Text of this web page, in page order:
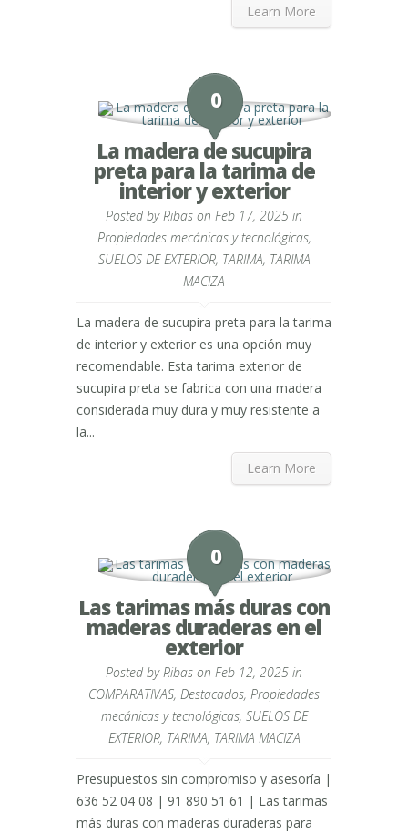
Learn More
0
La madera de sucupira
preta para la tarima de
interior y exterior
Posted byRibas on Feb 17, 2025 in
Propiedades mecánicas y tecnológicas,
SUELOS DE EXTERIOR, TARIMA, TARIMA
MACIZA
La madera de sucupira preta para la tarima
de interior y exterior es una opción muy
recomendable. Esta tarima exterior de
sucupira preta se fabrica con una madera
considerada muy dura y muy resistente a
la...
Learn More
0
Las tarimas más duras con
maderas duraderas en el
exterior
Posted byRibas on Feb 12, 2025 in
COMPARATIVAS, Destacados, Propiedades
mecánicas y tecnológicas, SUELOS DE
EXTERIOR, TARIMA, TARIMA MACIZA
Presupuestos sin compromiso y asesoría |
636 52 04 08 | 91 890 51 61 | Las tarimas
más duras con maderas duraderas para